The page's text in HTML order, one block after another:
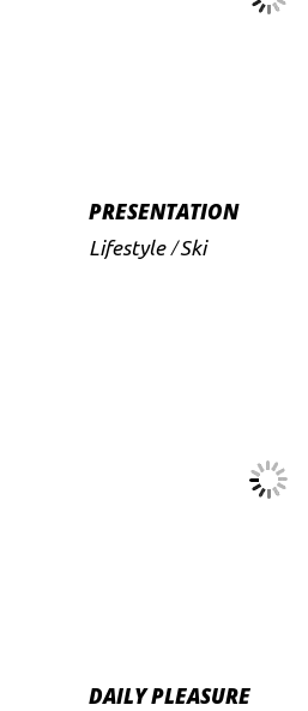
PRESENTATION
Lifestyle Ski
DAILY PLEASURE